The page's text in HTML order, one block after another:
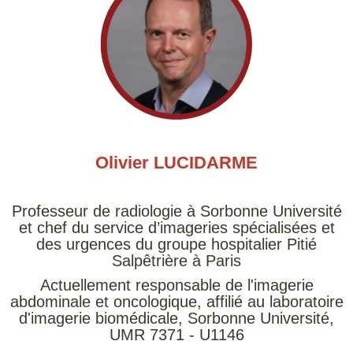
Olivier LUCIDARME
Professeur de radiologie à Sorbonne Université
et chef du service d’imageries spécialisées et
des urgences du groupe hospitalier Pitié
Salpêtrière à Paris
Actuellement responsable de l'imagerie
abdominale et oncologique, affilié au laboratoire
d'imagerie biomédicale, Sorbonne Université,
UMR 7371 - U1146